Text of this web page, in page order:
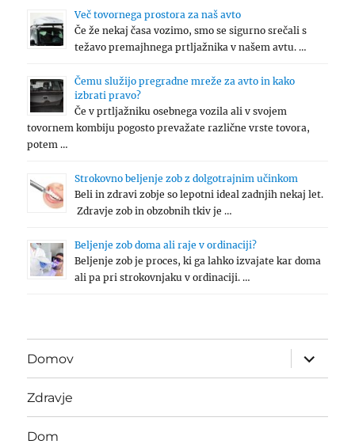
Več tovornega prostora za naš avto
Če že nekaj časa vozimo, smo se sigurno srečali s
težavo premajhnega prtljažnika v našem avtu. …
Čemu služijo pregradne mreže za avto in kako
izbrati pravo?
Če v prtljažniku osebnega vozila ali v svojem
tovornem kombiju pogosto prevažate različne vrste tovora,
potem …
Strokovno beljenje zob z dolgotrajnim učinkom
Beli in zdravi zobje so lepotni ideal zadnjih nekaj let.
Zdravje zob in obzobnih tkiv je …
Beljenje zob doma ali raje v ordinaciji?
Beljenje zob je proces, ki ga lahko izvajate kar doma
ali pa pri strokovnjaku v ordinaciji. …
Domov
expand
child
menu
Zdravje
Dom